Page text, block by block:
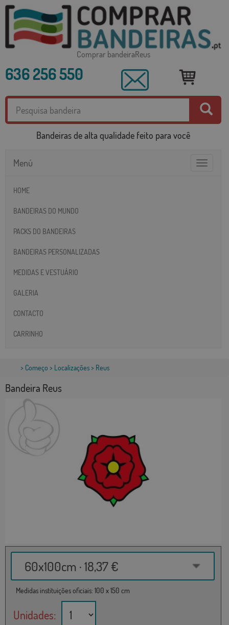
Comprar bandeiraReus
636 256 550
Bandeiras de alta qualidade feito para você
Toggle
Menú
HOME
BANDEIRAS DO MUNDO
PACKS DO BANDEIRAS
BANDEIRAS PERSONALIZADAS
MEDIDAS E VESTUÁRIO
GALERIA
CONTACTO
CARRINHO
> Começo > Localizações> Reus
Bandeira Reus
60x100cm · 18,37 €
Medidas instituições oficiais: 100 x 150 cm
Unidades: